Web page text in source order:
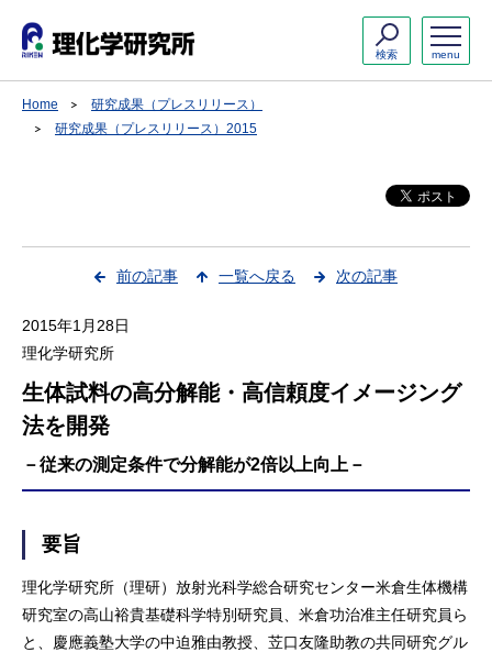
menu
検索
Home
研究成果（プレスリリース）
研究成果（プレスリリース）2015
前の記事 一覧へ戻る 次の記事
2015年1月28日
理化学研究所
生体試料の高分解能・高信頼度イメージング
法を開発
－従来の測定条件で分解能が2倍以上向上－
要旨
理化学研究所（理研）放射光科学総合研究センター米倉生体機構
研究室の高山裕貴基礎科学特別研究員、米倉功治准主任研究員ら
と、慶應義塾大学の中迫雅由教授、苙口友隆助教の共同研究グル